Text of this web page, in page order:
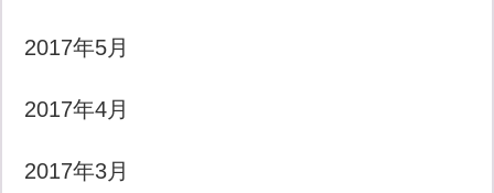
2017年5月
2017年4月
2017年3月